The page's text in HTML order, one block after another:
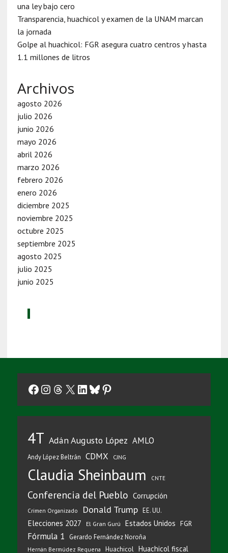
una ley bajo cero
Transparencia, huachicol y examen de la UNAM marcan
la jornada
Golpe al huachicol: FGR asegura cuatro centros y hasta
1.1 millones de litros
Archivos
agosto 2026
julio 2026
junio 2026
mayo 2026
abril 2026
marzo 2026
febrero 2026
enero 2026
diciembre 2025
noviembre 2025
octubre 2025
septiembre 2025
agosto 2025
julio 2025
junio 2025
Facebook
Instagram
Threads
X LinkedIn
Bluesky
Pinterest
4T Adán Augusto López AMLO
Andy López Beltrán CDMX CJNG
Claudia Sheinbaum CNTE
Conferencia del Pueblo Corrupción
Crimen Organizado Donald Trump EE. UU.
Elecciones 2027 El Gran Gurú Estados Unidos FGR
Fórmula 1 Gerardo Fernández Noroña
Hernán Bermúdez Requena Huachicol Huachicol fiscal